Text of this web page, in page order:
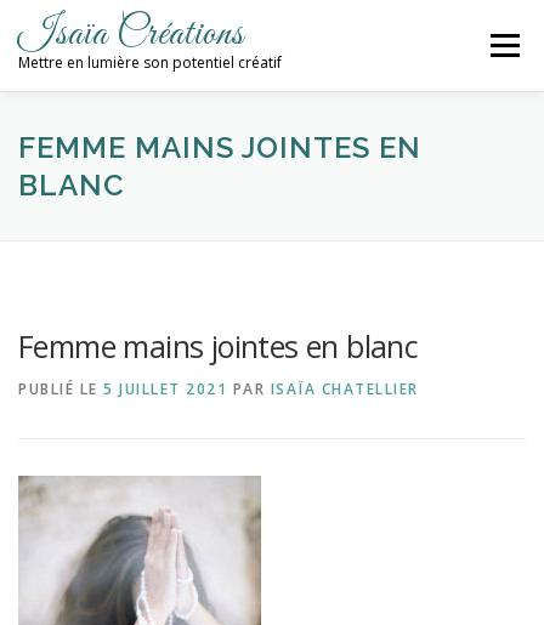
contenu
Isaïa Créations
Mettre en lumière son potentiel créatif
Menu
ACCUEIL MES CRÉATIONS ATELIERS
FEMME MAINS JOINTES EN
BLANC
Femme mains jointes en blanc
PUBLIÉ LE 5 JUILLET 2021 PAR ISAÏA CHATELLIER